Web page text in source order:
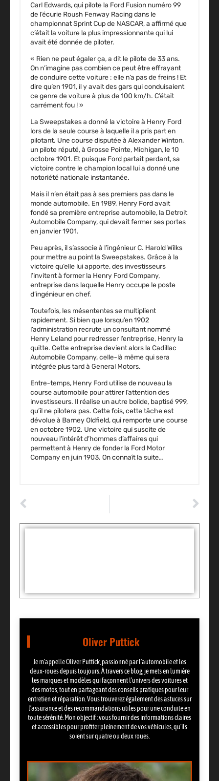
Carl Edwards, qui pilote la Ford Fusion numéro 99
de l’écurie Roush Fenway Racing dans le
championnat Sprint Cup de NASCAR, a affirmé que
c’était la voiture la plus impressionnante qui lui
avait été donnée de piloter.
« Rien ne peut égaler ça, a dit le pilote de 33 ans.
On n’imagine pas combien ce peut être effrayant
de conduire cette voiture : elle n’a pas de freins ! Et
dire qu’en 1901, il y avait des gars qui conduisaient
ce genre de voiture à plus de 100 km/h. C’était
carrément fou ! »
La Sweepstakes a donné la victoire à Henry Ford
lors de la seule course à laquelle il a pris part en
pilotant. Une course disputée à Alexander Winton,
un pilote réputé, à Grosse Pointe, Michigan, le 10
octobre 1901. Et puisque Ford partait perdant, sa
victoire contre le champion local lui a donné une
notoriété nationale instantanée.
Mais il n’en était pas à ses premiers pas dans le
monde automobile. En 1989, Henry Ford avait
fondé sa première entreprise automobile, la Detroit
Automobile Company, qui devait fermer ses portes
en janvier 1901.
Peu après, il s’associe à l’ingénieur C. Harold Wilks
pour mettre au point la Sweepstakes. Grâce à la
victoire qu’elle lui apporte, des investisseurs
l’invitent à former la Henry Ford Company,
entreprise dans laquelle Henry occupe le poste
d’ingénieur en chef.
Toutefois, les mésententes se multiplient
rapidement. Si bien que lorsqu’en 1902
l’administration recrute un consultant nommé
Henry Leland pour redresser l’entreprise, Henry la
quitte. Cette entreprise devient alors la Cadillac
Automobile Company, celle-là même qui sera
intégrée plus tard à General Motors.
Entre-temps, Henry Ford utilise de nouveau la
course automobile pour attirer l’attention des
investisseurs. Il réalise un autre bolide, baptisé 999,
qu’il ne pilotera pas. Cette fois, cette tâche est
dévolue à Barney Oldfield, qui remporte une course
en octobre 1902. Une victoire qui suscite de
nouveau l’intérêt d’hommes d’affaires qui
permettent à Henry de fonder la Ford Motor
Company en juin 1903. On connaît la suite…
Oliver Puttick
Je m’appelle Oliver Puttick, passionné par l’automobile et les
deux-roues depuis toujours. À travers ce blog, je mets en lumière
les marques et modèles qui façonnent l’univers des voitures et
des motos, tout en partageant des conseils pratiques pour leur
entretien et réparation. Vous trouverez également des astuces sur
l’assurance et des recommandations utiles pour une conduite en
toute sérénité. Mon objectif : vous fournir des informations claires
et accessibles pour profiter pleinement de vos véhicules, qu’ils
soient sur quatre ou deux roues.